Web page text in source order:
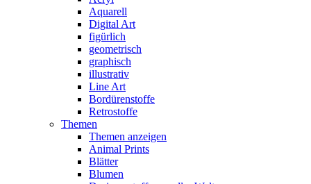
Aquarell
Digital Art
figürlich
geometrisch
graphisch
illustrativ
Line Art
Bordürenstoffe
Retrostoffe
Themen
Themen anzeigen
Animal Prints
Blätter
Blumen